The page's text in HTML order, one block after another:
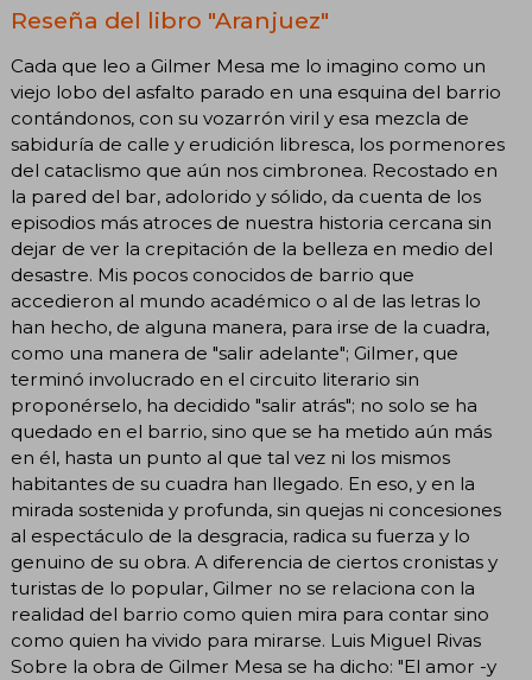
Reseña del libro "Aranjuez"
Cada que leo a Gilmer Mesa me lo imagino como un
viejo lobo del asfalto parado en una esquina del barrio
contándonos, con su vozarrón viril y esa mezcla de
sabiduría de calle y erudición libresca, los pormenores
del cataclismo que aún nos cimbronea. Recostado en
la pared del bar, adolorido y sólido, da cuenta de los
episodios más atroces de nuestra historia cercana sin
dejar de ver la crepitación de la belleza en medio del
desastre. Mis pocos conocidos de barrio que
accedieron al mundo académico o al de las letras lo
han hecho, de alguna manera, para irse de la cuadra,
como una manera de "salir adelante"; Gilmer, que
terminó involucrado en el circuito literario sin
proponérselo, ha decidido "salir atrás"; no solo se ha
quedado en el barrio, sino que se ha metido aún más
en él, hasta un punto al que tal vez ni los mismos
habitantes de su cuadra han llegado. En eso, y en la
mirada sostenida y profunda, sin quejas ni concesiones
al espectáculo de la desgracia, radica su fuerza y lo
genuino de su obra. A diferencia de ciertos cronistas y
turistas de lo popular, Gilmer no se relaciona con la
realidad del barrio como quien mira para contar sino
como quien ha vivido para mirarse. Luis Miguel Rivas
Sobre la obra de Gilmer Mesa se ha dicho: "El amor -y